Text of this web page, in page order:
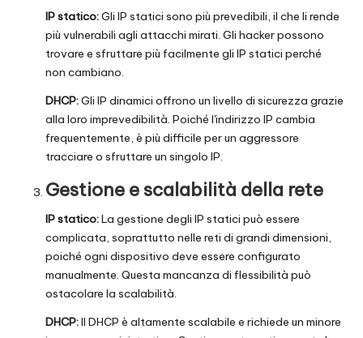
IP statico:Gli IP statici sono più prevedibili, il che li rende
più vulnerabili agli attacchi mirati. Gli hacker possono
trovare e sfruttare più facilmente gli IP statici perché
non cambiano.
DHCP:Gli IP dinamici offrono un livello di sicurezza grazie
alla loro imprevedibilità. Poiché l'indirizzo IP cambia
frequentemente, è più difficile per un aggressore
tracciare o sfruttare un singolo IP.
Gestione e scalabilità della rete
IP statico:La gestione degli IP statici può essere
complicata, soprattutto nelle reti di grandi dimensioni,
poiché ogni dispositivo deve essere configurato
manualmente. Questa mancanza di flessibilità può
ostacolare la scalabilità.
DHCP:Il DHCP è altamente scalabile e richiede un minore